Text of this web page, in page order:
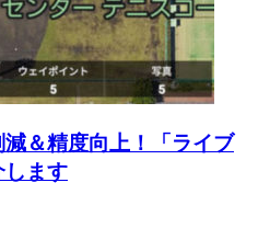
＆精度向上！「ライブ
します